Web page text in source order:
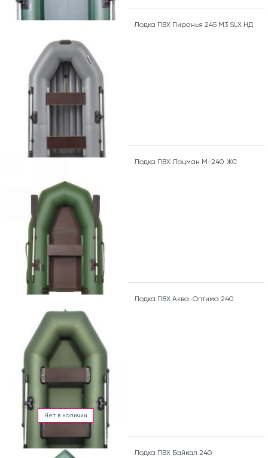
Лодка ПВХ Пиранья 245 М3 SLХ НД
Лодка ПВХ Лоцман М-240 ЖС
Нет в наличии
Лодка ПВХ Аква-Оптима 240
Лодка ПВХ Байкал 240